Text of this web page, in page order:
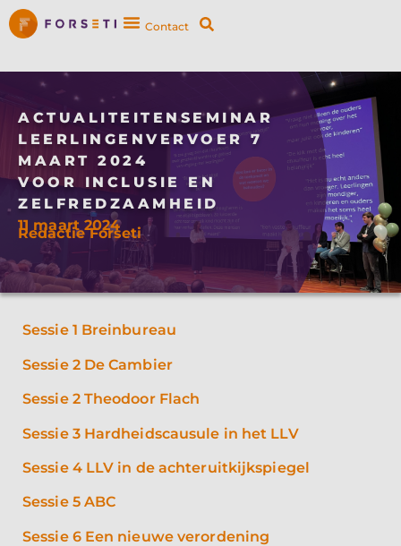
Contact
ACTUALITEITENSEMINAR
LEERLINGENVERVOER 7
MAART 2024
VOOR INCLUSIE EN
ZELFREDZAAMHEID
11 maart 2024
Redactie Forseti
Sessie 1 Breinbureau
Sessie 2 De Cambier
Sessie 2 Theodoor Flach
Sessie 3 Hardheidscausule in het LLV
Sessie 4 LLV in de achteruitkijkspiegel
Sessie 5 ABC
Sessie 6 Een nieuwe verordening